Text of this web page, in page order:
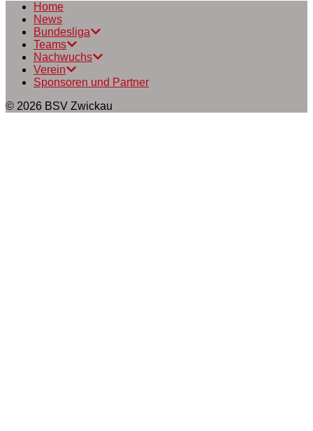
Home
News
Bundesliga
Teams
Nachwuchs
Verein
Sponsoren und Partner
© 2026 BSV Zwickau